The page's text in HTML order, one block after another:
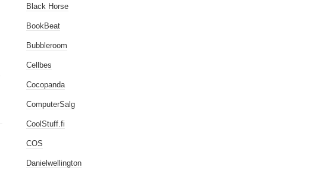
Black Horse
BookBeat
Bubbleroom
Cellbes
Cocopanda
ComputerSalg
CoolStuff.fi
COS
Danielwellington